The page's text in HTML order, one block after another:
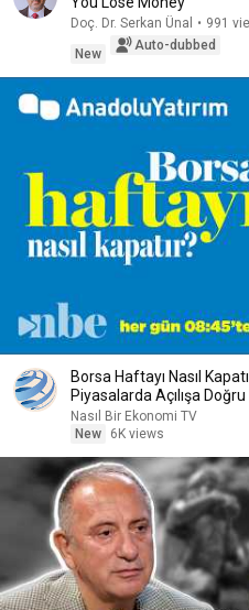
Doç. Dr. Serkan Ünal • 991
New
Auto-dubbed
Borsa Haftayı Nasıl
Piyasalarda Açılışa
Nasıl Bir Ekonomi TV
New
6K views